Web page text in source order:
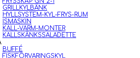
GRILLKYLBÄNK
HYLLSYSTEM-KYL-FRYS-RUM
ISMASKIN
KALL-VARM-MONTER
KALLSKÄNKSSALADETTE
BUFFÉ
FISKFÖRVARINGSKYL